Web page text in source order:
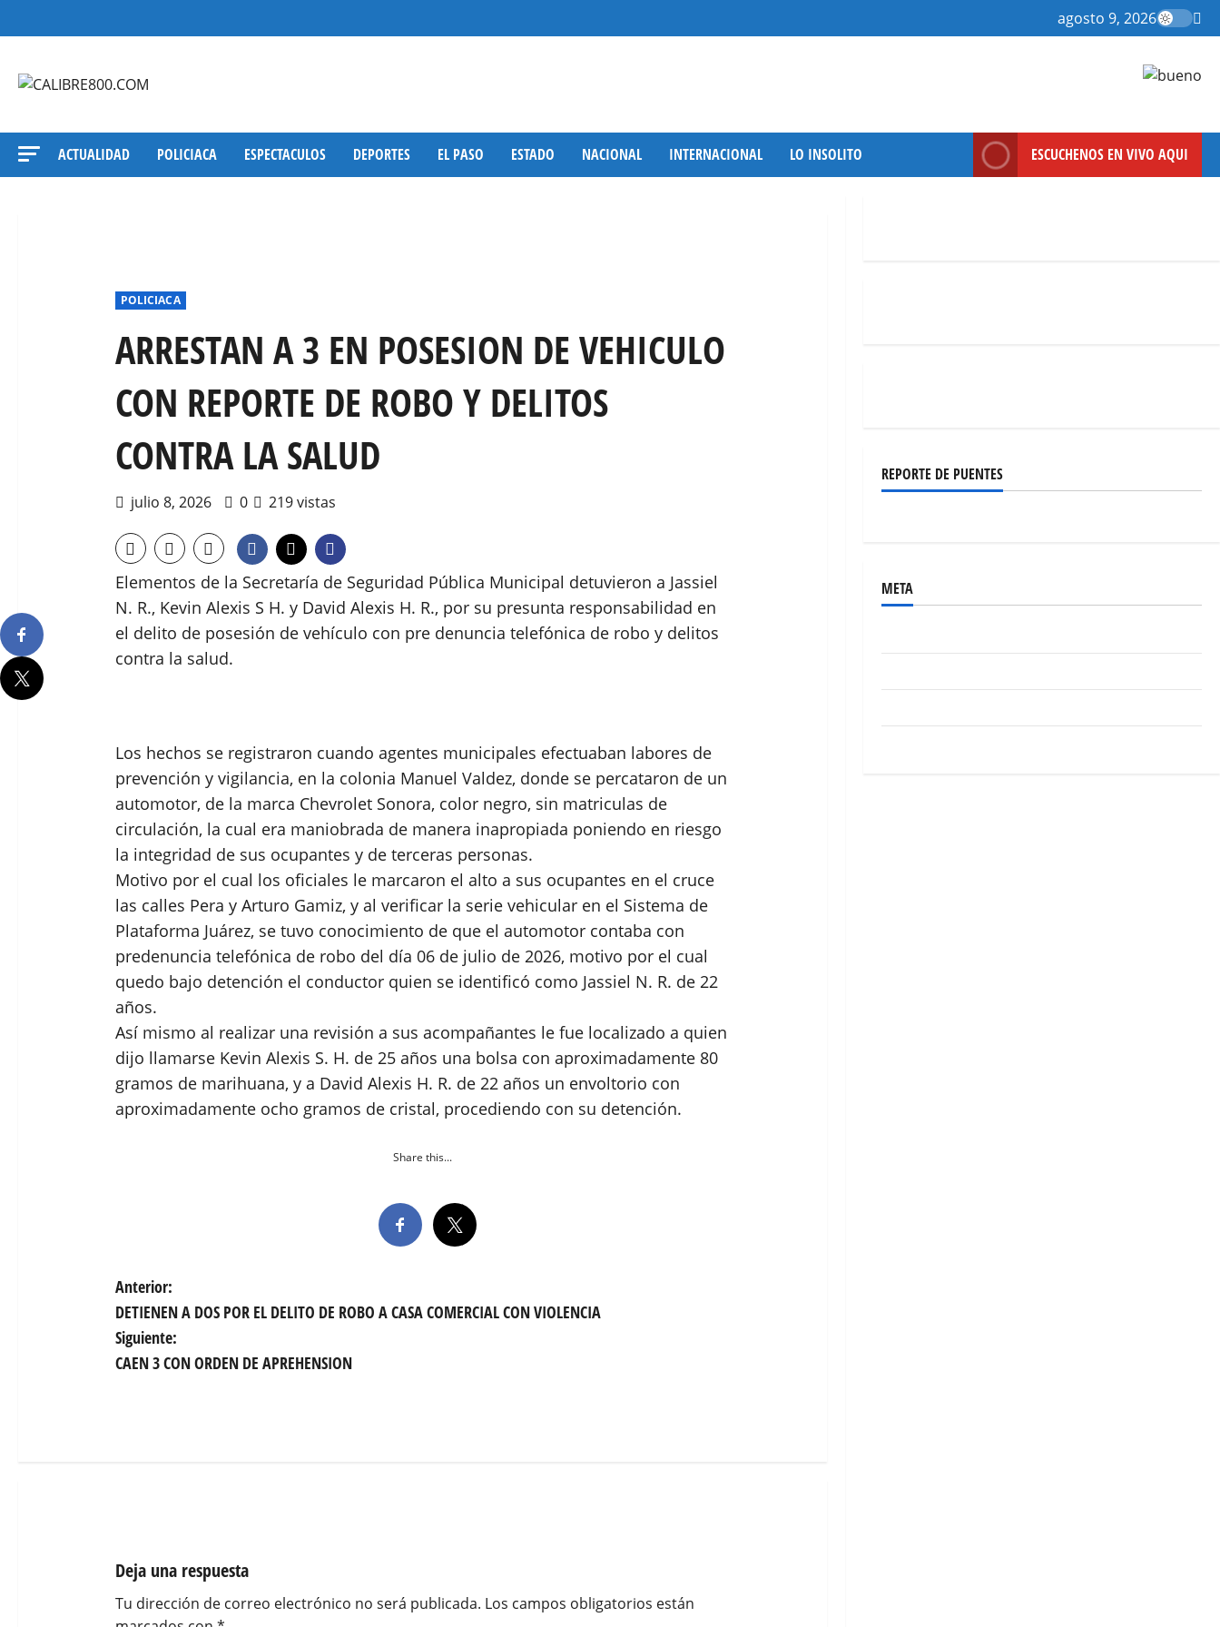
al
agosto 9, 2026
ACTUALIDAD POLICIACA ESPECTACULOS DEPORTES EL PASO ESTADO NACIONAL INTERNACIONAL LO INSOLITO ESCUCHENOS EN VIVO AQUI
POLICIACA
ARRESTAN A 3 EN POSESION DE VEHICULO
CON REPORTE DE ROBO Y DELITOS
CONTRA LA SALUD
julio 8, 2026 0 219 vistas
Elementos de la Secretaría de Seguridad Pública Municipal detuvieron a Jassiel
N. R., Kevin Alexis S H. y David Alexis H. R., por su presunta responsabilidad en
el delito de posesión de vehículo con pre denuncia telefónica de robo y delitos
contra la salud.
Los hechos se registraron cuando agentes municipales efectuaban labores de
prevención y vigilancia, en la colonia Manuel Valdez, donde se percataron de un
automotor, de la marca Chevrolet Sonora, color negro, sin matriculas de
circulación, la cual era maniobrada de manera inapropiada poniendo en riesgo
la integridad de sus ocupantes y de terceras personas.
Motivo por el cual los oficiales le marcaron el alto a sus ocupantes en el cruce
las calles Pera y Arturo Gamiz, y al verificar la serie vehicular en el Sistema de
Plataforma Juárez, se tuvo conocimiento de que el automotor contaba con
predenuncia telefónica de robo del día 06 de julio de 2026, motivo por el cual
quedo bajo detención el conductor quien se identificó como Jassiel N. R. de 22
años.
Así mismo al realizar una revisión a sus acompañantes le fue localizado a quien
dijo llamarse Kevin Alexis S. H. de 25 años una bolsa con aproximadamente 80
gramos de marihuana, y a David Alexis H. R. de 22 años un envoltorio con
aproximadamente ocho gramos de cristal, procediendo con su detención.
Share this...
N
a
v
i
ó
Anterior:
DETIENEN A DOS POR EL DELITO DE ROBO A CASA COMERCIAL CON VIOLENCIA
Siguiente:
CAEN 3 CON ORDEN DE APREHENSION
Deja una respuesta
Tu dirección de correo electrónico no será publicada. Los campos obligatorios están
REPORTE DE PUENTES
META